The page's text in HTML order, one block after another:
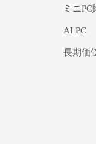
ミニ
AI PC
長期価